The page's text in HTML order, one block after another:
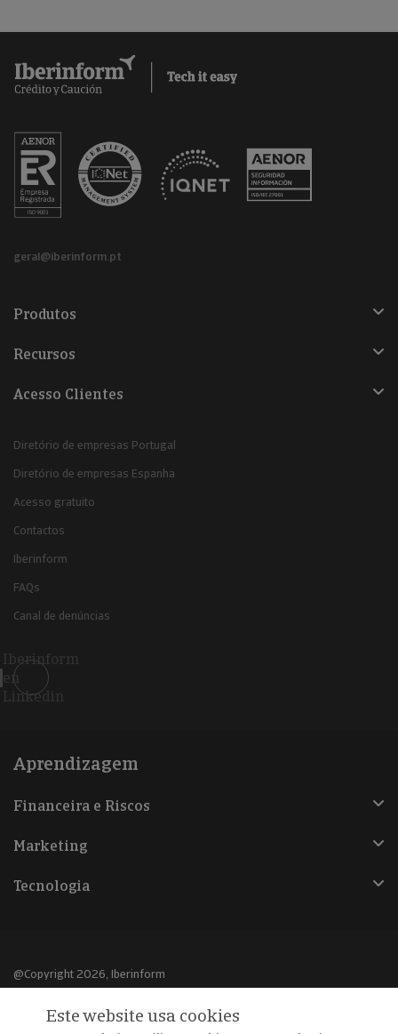
geral@iberinform.pt
Produtos
Recursos
Acesso Clientes
Diretório de empresas Portugal
Diretório de empresas Espanha
Acesso gratuito
Contactos
Iberinform
FAQs
Canal de denúncias
Iberinform
en
Linkedin
Aprendizagem
Financeira e Riscos
Marketing
Tecnologia
@Copyright 2026, Iberinform
Aviso legalEste website usa cookies